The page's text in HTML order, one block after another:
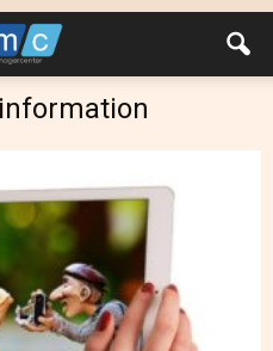
information